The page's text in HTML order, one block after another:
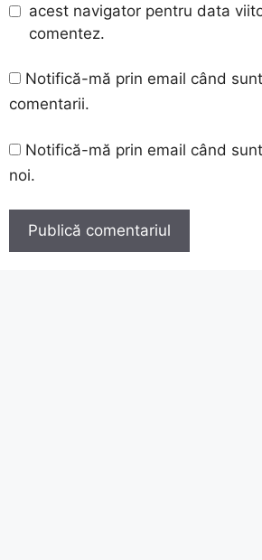
acest navigator pentru data
comentez.
Notifică-mă prin email când
comentarii.
Notifică-mă prin email când
noi.